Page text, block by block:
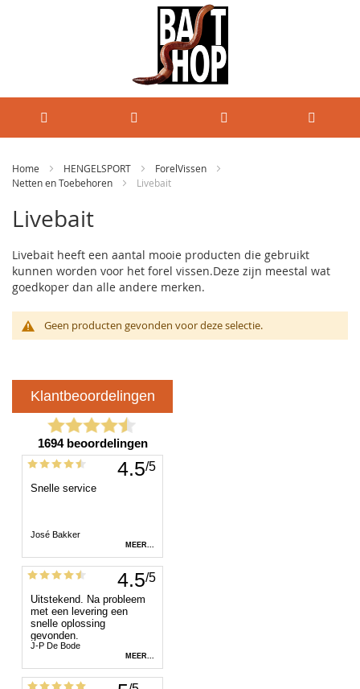
Home HENGELSPORT
ForelVissen
Netten en Toebehoren
Livebait
Livebait
Livebait heeft een aantal mooie producten die gebruikt
kunnen worden voor het forel vissen.Deze zijn meestal wat
goedkoper dan alle andere merken.
Geen producten gevonden voor deze selectie.